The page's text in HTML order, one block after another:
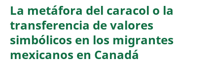
La metáfora del caracol o la
transferencia de valores
simbólicos en los migrantes
mexicanos en Canadá